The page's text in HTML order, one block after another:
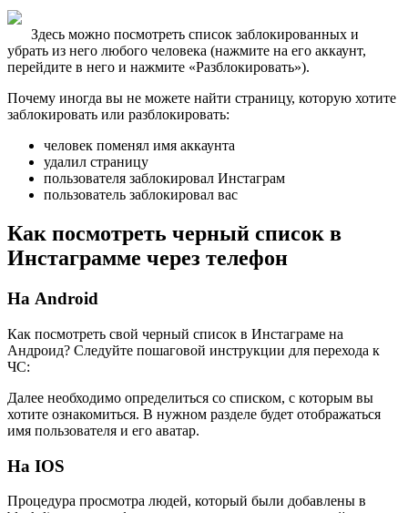
Здесь можно посмотреть список заблокированных и
убрать из него любого человека (нажмите на его аккаунт,
перейдите в него и нажмите «Разблокировать»).
Почему иногда вы не можете найти страницу, которую хотите
заблокировать или разблокировать:
человек поменял имя аккаунта
удалил страницу
пользователя заблокировал Инстаграм
пользователь заблокировал вас
Как посмотреть черный список в
Инстаграмме через телефон
На Android
Как посмотреть свой черный список в Инстаграме на
Андроид? Следуйте пошаговой инструкции для перехода к
ЧС:
Далее необходимо определиться со списком, с которым вы
хотите ознакомиться. В нужном разделе будет отображаться
имя пользователя и его аватар.
На IOS
Процедура просмотра людей, который были добавлены в